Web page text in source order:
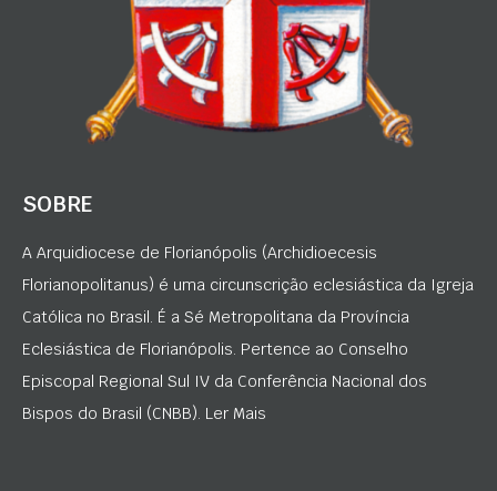
SOBRE
A Arquidiocese de Florianópolis (Archidioecesis
Florianopolitanus) é uma circunscrição eclesiástica da Igreja
Católica no Brasil. É a Sé Metropolitana da Província
Eclesiástica de Florianópolis. Pertence ao Conselho
Episcopal Regional Sul IV da Conferência Nacional dos
Bispos do Brasil (CNBB). Ler Mais